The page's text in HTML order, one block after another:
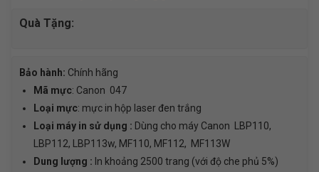
Dùng
Canon
LBP110,
LBP112,
LBP113w,
MF110,
MF112,
Quà Tặng:
Bảo hành: Chính hãng
Mã mực: Canon 047
Loại mực: mực in hộp laser đen trắng
Loại máy in sử dụng : Dùng cho máy Canon LBP110,
LBP112, LBP113w, MF110, MF112, MF113W
Dung lượng : In khoảng 2500 trang (với độ che phủ 5%)